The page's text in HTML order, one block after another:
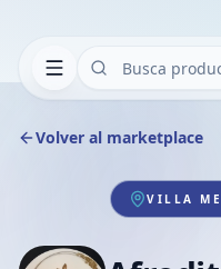
Volver al marketplace
VILLA